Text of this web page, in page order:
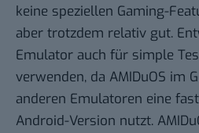
keine speziellen Gaming-
aber trotzdem relativ gut.
Emulator auch für simple
verwenden, da AMIDuOS im
anderen Emulatoren eine
Android-Version nutzt.